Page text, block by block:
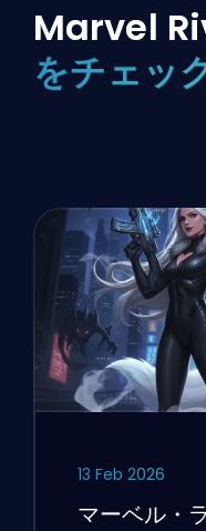
Marvel
をチェッ
13 Feb 2026
マーベル・